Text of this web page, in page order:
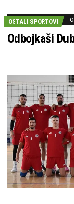
OSTALI SPORTOVI
Odbojkaši